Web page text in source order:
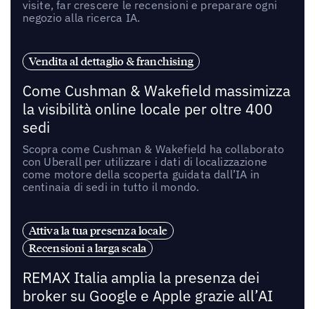
visite, far crescere le recensioni e preparare ogni
negozio alla ricerca IA.
Vendita al dettaglio & franchising
Come Cushman & Wakefield massimizza
la visibilità online locale per oltre 400
sedi
Scopra come Cushman & Wakefield ha collaborato
con Uberall per utilizzare i dati di localizzazione
come motore della scoperta guidata dall’IA in
centinaia di sedi in tutto il mondo.
Attiva la tua presenza locale
Recensioni a larga scala
REMAX Italia amplia la presenza dei
broker su Google e Apple grazie all’AI